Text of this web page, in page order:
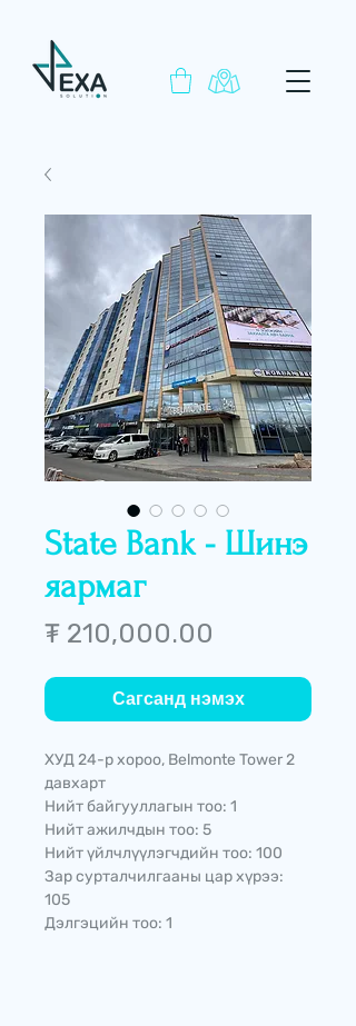
State Bank - Шинэ
яармаг
₮ 210,000.00
Сагсанд нэмэх
ХУД 24-р хороо, Belmonte Tower 2
давхарт
Нийт байгууллагын тоо: 1
Нийт ажилчдын тоо: 5
Нийт үйлчлүүлэгчдийн тоо: 100
Зар сурталчилгааны цар хүрээ:
105
Дэлгэцийн тоо: 1